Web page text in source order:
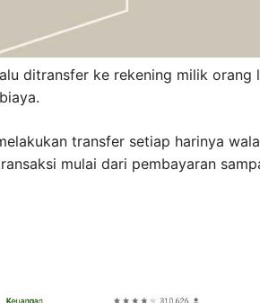
ditransfer ke rekening milik orang
transfer setiap harinya
mulai dari pembayaran